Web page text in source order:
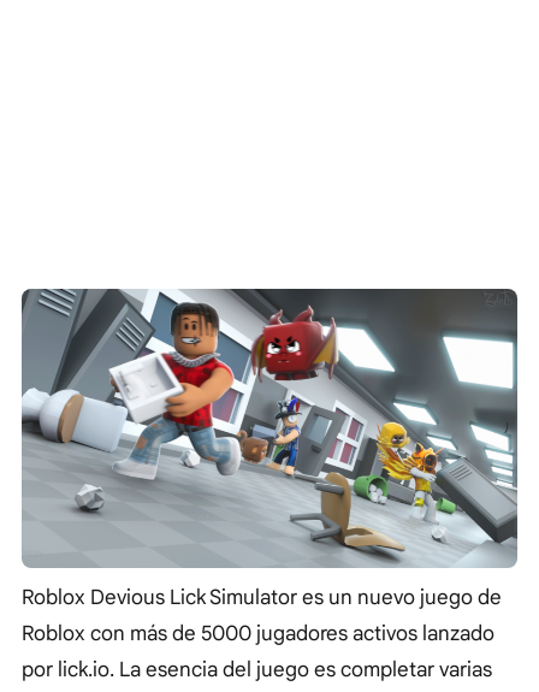
Roblox Devious Lick Simulator es un nuevo juego de
Roblox con más de 5000 jugadores activos lanzado
por lick.io. La esencia del juego es completar varias